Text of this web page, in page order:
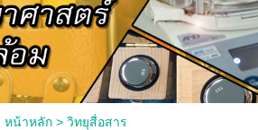
หน้าหลัก> วิทยุสื่อสาร